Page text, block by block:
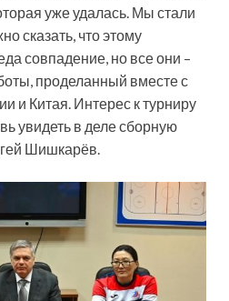
уже удалась. Мы стали
сказать, что этому
совпадение, но все они –
проделанный вместе с
и Китая. Интерес к турниру
увидеть в деле сборную
Шишкарёв.